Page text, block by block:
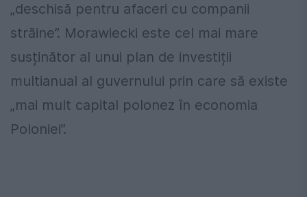
„deschisă pentru afaceri cu companii
străine”. Morawiecki este cel mai mare
susținător al unui plan de investiții
multianual al guvernului prin care să existe
„mai mult capital polonez în economia
Poloniei”.